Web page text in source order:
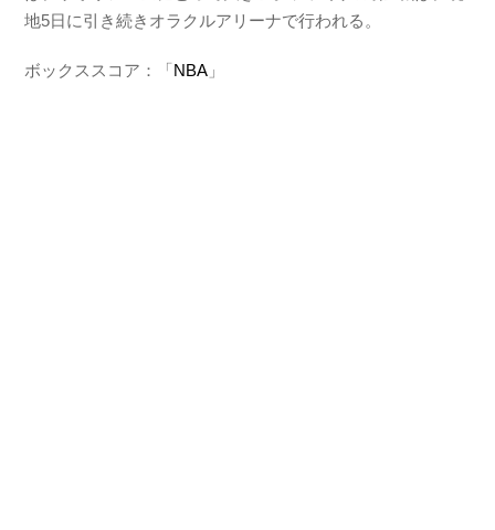
地5日に引き続きオラクルアリーナで行われる。
ボックススコア：「NBA 」